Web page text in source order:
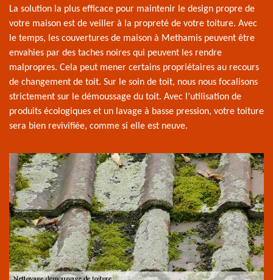
La solution la plus efficace pour maintenir le design propre de
votre maison est de veiller à la propreté de votre toiture. Avec
le temps, les couvertures de maison à Methamis peuvent être
envahies par des taches noires qui peuvent les rendre
malpropres. Cela peut mener certains propriétaires au recours
de changement de toit. Sur le soin de toit, nous nous focalisons
strictement sur le démoussage du toit. Avec l’utilisation de
produits écologiques et un lavage à basse pression, votre toiture
sera bien revivifiée, comme si elle est neuve.